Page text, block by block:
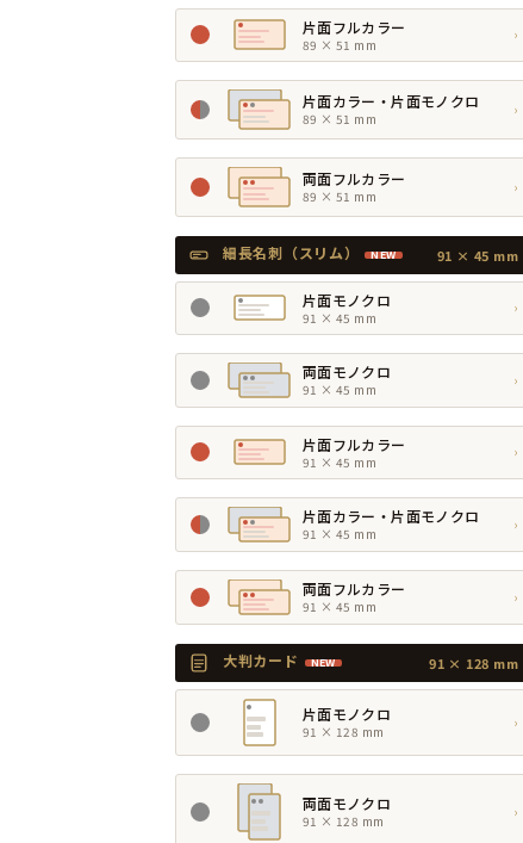
片面フルカラー
89 × 51 mm
›
片面カラー・片面モノクロ
89 × 51 mm
›
両面フルカラー
89 × 51 mm
›
細長名刺（スリム） NEW 91 × 45 mm
片面モノクロ
91 × 45 mm
›
両面モノクロ
91 × 45 mm
›
片面フルカラー
91 × 45 mm
›
片面カラー・片面モノクロ
91 × 45 mm
›
両面フルカラー
91 × 45 mm
›
大判カード NEW 91 × 128 mm
片面モノクロ
91 × 128 mm
›
両面モノクロ
91 × 128 mm
›